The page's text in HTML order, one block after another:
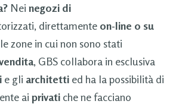
Nei negozi di
direttamente on-line o su
zone in cui non sono stati
, GBS collabora in esclusiva
e gli architetti ed ha la possibilità di
ai privati che ne facciano